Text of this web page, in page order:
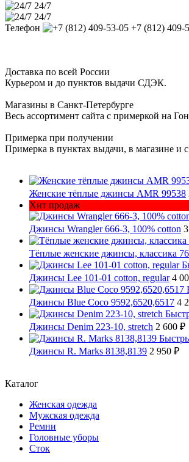
24/7
24/7
Телефон
+7 (812) 409-
Доставка по всей России
Курьером и до пунктов выдачи СДЭК.
Магазины в Санкт-Петербурге
Весь ассортимент сайта с примеркой на
Примерка при получении
Примерка в пунктах выдачи, в магазине и с
Женские тёплые джинсы AMR 99538
Хит продаж
Джинсы Wrangler 666-3, 100% cotton
Тёплые женские джинсы, классика
Джинсы Lee 101-01 cotton, regular 4
Джинсы Blue Coco 9592,6520,6517 4
Джинсы Denim 223-10, stretch 2 600 ₽
Джинсы R. Marks 8138,8139 2 950 ₽
Каталог
Женская одежда
Мужская одежда
Ремни
Головные уборы
Сток